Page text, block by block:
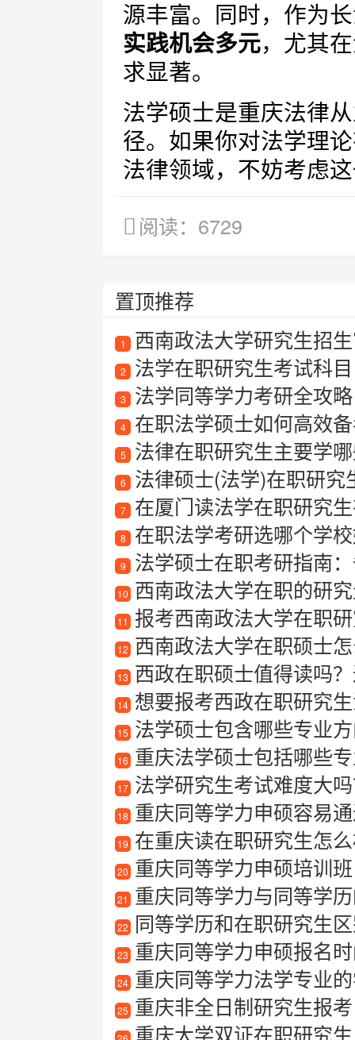
源丰富。同时，作为
实践机会多元，尤其
求显著。
法学硕士是重庆法律
径。如果你对法学理
法律领域，不妨考虑
阅读：6729
置顶推荐
1 西南政法大学研究生招
2 法学在职研究生考试科目
3 法学同等学力考研全攻略
4 在职法学硕士如何高效
5 法律在职研究生主要学
6 法律硕士(法学)在职研究
7 在厦门读法学在职研究
8 在职法学考研选哪个学
9 法学硕士在职考研指南
10 西南政法大学在职的研
11 报考西南政法大学在职
12 西南政法大学在职硕士
13 西政在职硕士值得读吗
14 想要报考西政在职研究
15 法学硕士包含哪些专业方向
16 重庆法学硕士包括哪些
17 法学研究生考试难度大
18 重庆同等学力申硕容易
19 在重庆读在职研究生怎
20 重庆同等学力申硕培训班
21 重庆同等学力与同等学
22 同等学历和在职研究生
23 重庆同等学力申硕报名
24 重庆同等学力法学专业
25 重庆非全日制研究生报考
重庆大学双证在职研究生